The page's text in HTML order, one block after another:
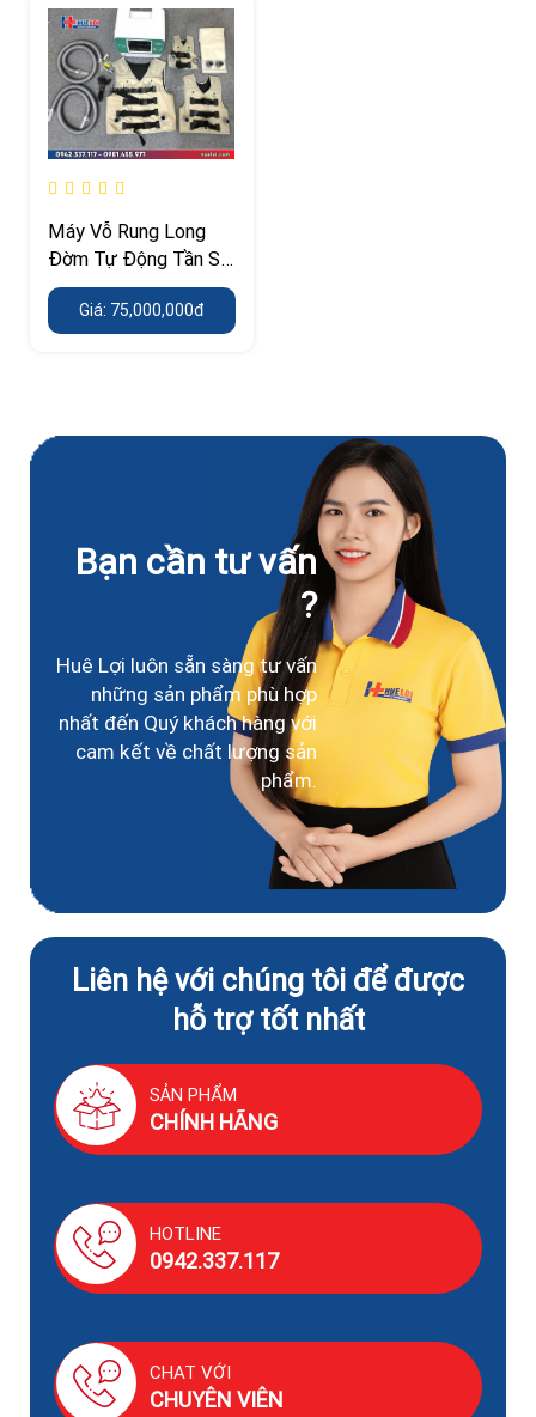
Máy Vỗ Rung Long
Đờm Tự Động Tần Số
Cao (1–25Hz)
Giá: 75,000,000đ
Bạn cần tư vấn
?
Huê Lợi luôn sẵn sàng tư vấn
những sản phẩm phù hợp
nhất đến Quý khách hàng với
cam kết về chất lượng sản
phẩm.
Liên hệ với chúng tôi để được
hỗ trợ tốt nhất
SẢN PHẨM
CHÍNH HÃNG
HOTLINE
0942.337.117
CHAT VỚI
CHUYÊN VIÊN